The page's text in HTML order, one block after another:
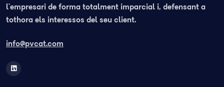
l’empresari de forma totalment imparcial i, defensant a
tothora els interessos del seu client.
info@pvcat.com